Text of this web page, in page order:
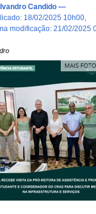
Ivandro Candido —
: 18/02/2025 10h00
modificação:21/02/2025